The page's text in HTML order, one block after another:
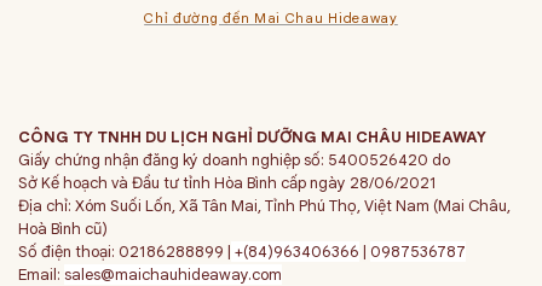
Chỉ đường đến Mai Chau Hideaway
CÔNG TY TNHH DU LỊCH NGHỈ DƯỠNG MAI CHÂU HIDEAWAY
Giấy chứng nhận đăng ký doanh nghiệp số: 5400526420 do
Sở Kế hoạch và Đầu tư tỉnh Hòa Bình cấp ngày 28/06/2021
Địa chỉ: Xóm Suối Lốn, Xã Tân Mai, Tỉnh Phú Thọ, Việt Nam (Mai Châu,
Hoà Bình cũ)
Số điện thoại: 02186288899 | +(84)963406366 | 0987536787
Email: sales@maichauhideaway.com